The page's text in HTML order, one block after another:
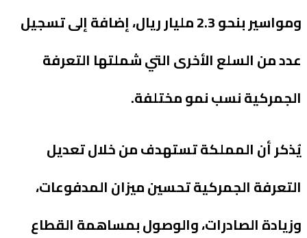
ومواسير بنحو 2.3 مليار ريال، إضافة إلى تسجيل
عدد من السلع الأخرى التي شملتها التعرفة
الجمركية نسب نمو مختلفة.
يُذكر أن المملكة تستهدف من خلال تعديل
التعرفة الجمركية تحسين ميزان المدفوعات،
وزيادة الصادرات، والوصول بمساهمة القطاع